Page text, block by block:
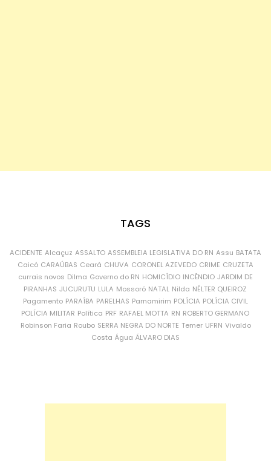
TAGS
ACIDENTE Alcaçuz ASSALTO ASSEMBLEIA LEGISLATIVA DO RN Assu BATATA
Caicó CARAÚBAS Ceará CHUVA CORONEL AZEVEDO CRIME CRUZETA
currais novos Dilma Governo do RN HOMICÍDIO INCÊNDIO JARDIM DE
PIRANHAS JUCURUTU LULA Mossoró NATAL Nilda NÉLTER QUEIROZ
Pagamento PARAÍBA PARELHAS Parnamirim POLÍCIA POLÍCIA CIVIL
POLÍCIA MILITAR Política PRF RAFAEL MOTTA RN ROBERTO GERMANO
Robinson Faria Roubo SERRA NEGRA DO NORTE Temer UFRN Vivaldo
Costa Água ÁLVARO DIAS